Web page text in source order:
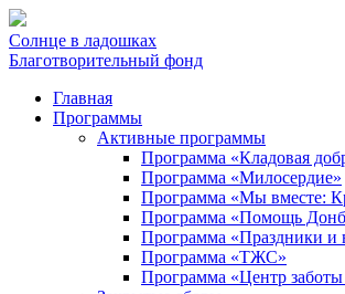
Солнце в ладошках
Благотворительный фонд
Главная
Программы
Активные программы
Программа «Кладовая
Программа «Милосердие»
Программа «Мы вместе:
Программа «Помощь
Программа «Праздники и
Программа «ТЖС»
Программа «Центр заботы